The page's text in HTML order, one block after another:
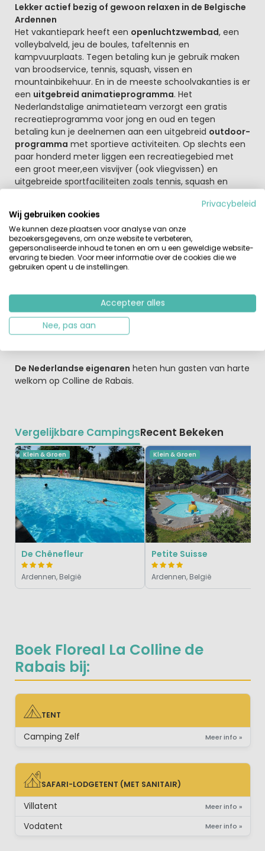
Boek Floreal La Colline de
Rabais bij:
TENT
TENT
Camping Zelf Meer info »
SAFARI-LODGETENT (MET SANITAIR)
SAFARI-LODGETENT (MET SANITAIR)
Villatent Meer info »
Vodatent Meer info »
Lekker actief bezig of gewoon relaxen in de Belgische
Ardennen
Het vakantiepark heeft een openluchtzwembad, een
volleybalveld, jeu de boules, tafeltennis en
kampvuurplaats. Tegen betaling kun je gebruik maken
van broodservice, tennis, squash, vissen en
mountainbikehuur. En in de meeste schoolvakanties is er
een uitgebreid animatieprogramma. Het
Nederlandstalige animatieteam verzorgt een gratis
recreatieprogramma voor jong en oud en tegen
betaling kun je deelnemen aan een uitgebreid outdoor-
programma met sportieve activiteiten. Op slechts een
paar honderd meter liggen een recreatiegebied met
een groot meer,een visvijver (ook vliegvissen) en
uitgebreide sportfaciliteiten zoals tennis, squash en
Afwisseling genoeg in de Belgische Ardennen!
Bezoek zeker het gezellige plaatsje Bouillon of maak een
uitstapje naar de brouwerij van Orval. De kinderen vinden
een bezoek aan de gewelven en bunkers van het Fort
Frémont vast en zeker heel interessant. Liever sportief
het hele gezin! Wat langer in de auto zitten geen punt?
Dan is de rit naar Luxemburg, Metz of Trier zeker de
moeite waard. Elk van deze drie steden heeft iets
bijzonders! Blijf tijdens je vakantie niet alleen in België
De Nederlandse eigenaren heten hun gasten van harte
welkom op Colline de Rabais.
Vergelijkbare CampingsRecent Bekeken
Klein & Groen
De Chênefleur
Ardennen, België
Klein & Groen
Petite Suisse
Ardennen, België
Privacybeleid
Wij gebruiken cookies
We kunnen deze plaatsen voor analyse van onze
bezoekersgegevens, om onze website te verbeteren,
gepersonaliseerde inhoud te tonen en om u een geweldige website-
ervaring te bieden. Voor meer informatie over de cookies die we
gebruiken opent u de instellingen.
Accepteer alles
Nee, pas aan